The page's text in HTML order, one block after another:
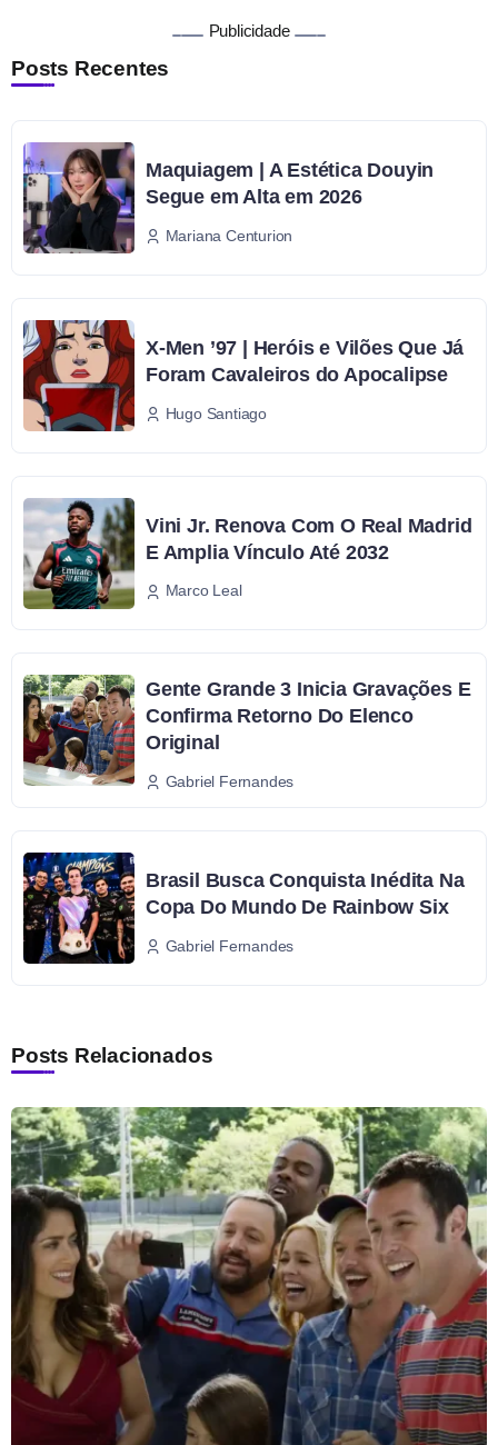
Publicidade
Posts Recentes
Maquiagem | A Estética Douyin
Segue em Alta em 2026
Mariana Centurion
X-Men ’97 | Heróis e Vilões Que Já
Foram Cavaleiros do Apocalipse
Hugo Santiago
Vini Jr. Renova Com O Real Madrid
E Amplia Vínculo Até 2032
Marco Leal
Gente Grande 3 Inicia Gravações E
Confirma Retorno Do Elenco
Original
Gabriel Fernandes
Brasil Busca Conquista Inédita Na
Copa Do Mundo De Rainbow Six
Gabriel Fernandes
Posts Relacionados